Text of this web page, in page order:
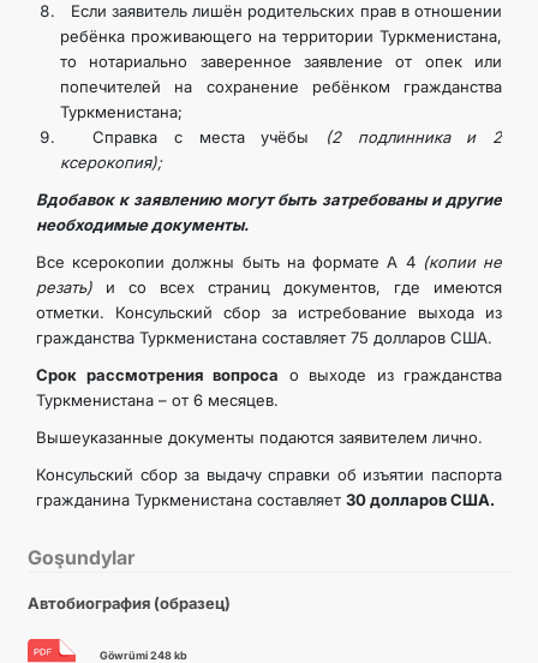
Если заявитель лишён родительских прав в отношении
ребёнка проживающего на территории Туркменистана,
то нотариально заверенное заявление от опек или
попечителей на сохранение ребёнком гражданства
Туркменистана;
Справка с места учёбы
(2 подлинника и 2
ксерокопия);
Вдобавок к заявлению могут быть затребованы и другие
необходимые документы.
Все ксерокопии должны быть на формате А 4 (копии не
резать) и со всех страниц документов, где имеются
отметки. Консульский сбор за истребование выхода из
гражданства Туркменистана составляет 75 долларов США.
Срок рассмотрения вопроса о выходе из гражданства
Туркменистана – от 6 месяцев.
Вышеуказанные документы подаются заявителем лично.
Консульский сбор за выдачу справки об изъятии паспорта
гражданина Туркменистана составляет 30 долларов США.
Goşundylar
Автобиография (образец)
Göwrümi 248 kb